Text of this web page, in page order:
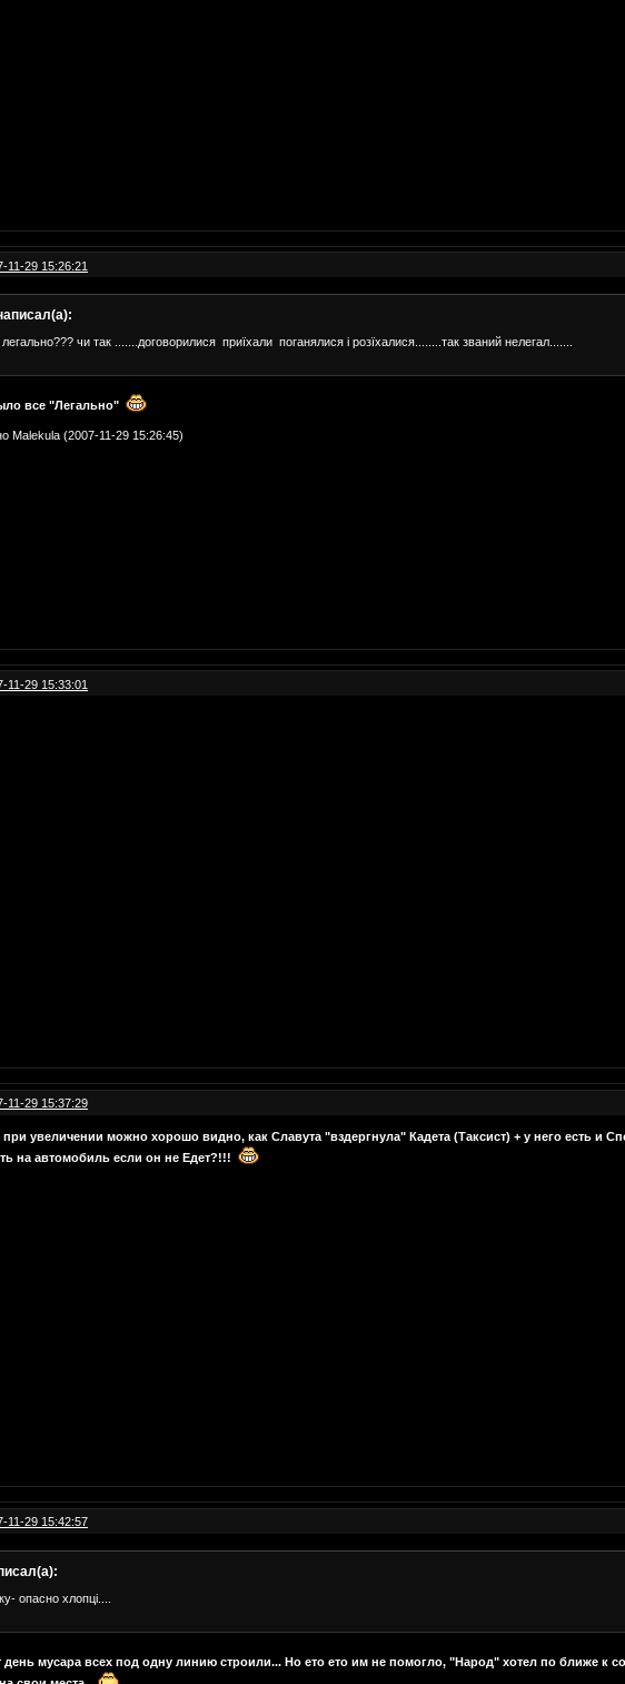
11-29 15:26:21
чи так .......договорилися приїхали поганялися і розїхалися........так званий нелегал.......
все "Легально"
Malekula (2007-11-29 15:26:45)
11-29 15:33:01
11-29 15:37:29
увеличении можно хорошо видно, как Славута "вздергнула" Кадета (Таксист) + у него есть и
на автомобиль если он не Едет?!!!
11-29 15:42:57
опасно хлопці....
день мусара всех под одну линию строили... Но ето ето им не помогло, "Народ" хотел по ближе к